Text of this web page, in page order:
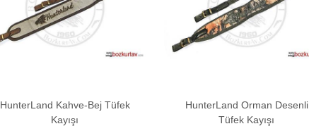
HunterLand Kahve-Bej Tüfek
Kayışı
HunterLand Orman Desenli
Tüfek Kayışı